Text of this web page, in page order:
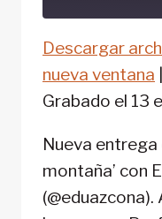
FEED RSS
COMPARTIR
ENLACE
Descargar
nueva ventana
Grabado el 13
Nueva entrega
montaña’ con